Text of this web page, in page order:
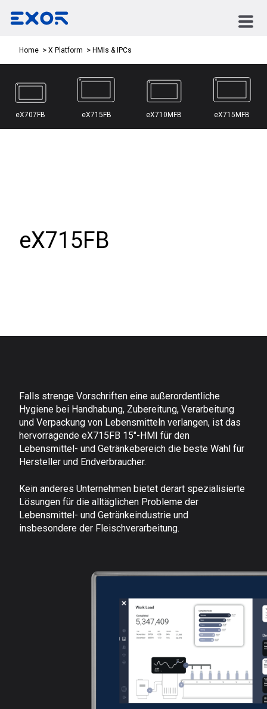
Home X Platform HMIs & IPCs
eX707FB eX715FB eX710MFB eX715MFB
eX715FB
Falls strenge Vorschriften eine außerordentliche
Hygiene bei Handhabung, Zubereitung, Verarbeitung
und Verpackung von Lebensmitteln verlangen, ist das
hervorragende eX715FB 15"-HMI für den
Lebensmittel- und Getränkebereich die beste Wahl für
Hersteller und Endverbraucher.
Kein anderes Unternehmen bietet derart spezialisierte
Lösungen für die alltäglichen Probleme der
Lebensmittel- und Getränkeindustrie und
insbesondere der Fleischverarbeitung.